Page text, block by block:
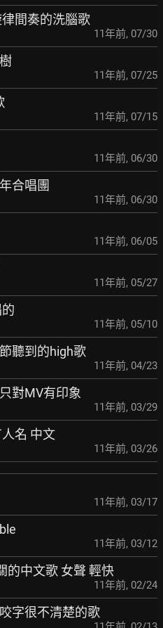
間奏的洗腦歌
11年前, 07/30
11年前, 07/25
11年前, 07/15
11年前, 06/30
合唱團
11年前, 06/30
11年前, 06/05
11年前, 05/27
11年前, 05/10
聽到的high歌
11年前, 04/23
對MV有印象
11年前, 03/29
名 中文
11年前, 03/26
11年前, 03/17
11年前, 03/12
的中文歌 女聲 輕快
11年前, 02/24
字很不清楚的歌